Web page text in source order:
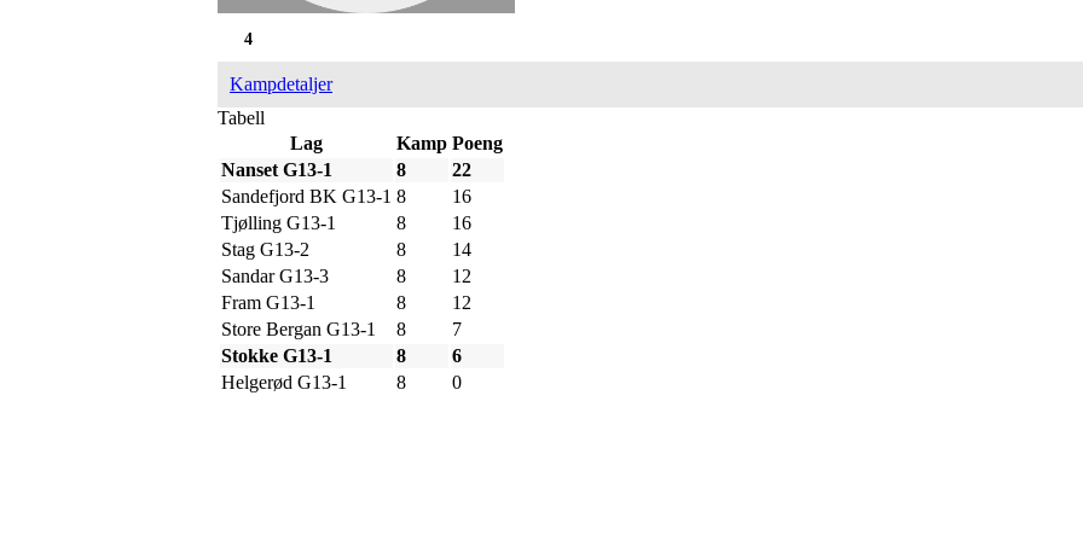
4
Kampdetaljer
Tabell
Lag
Kamp Poeng
Nanset G13-1
8
22
Sandefjord BK G13-1 8
16
Tjølling G13-1
8
16
Stag G13-2
8
14
Sandar G13-3
8
12
Fram G13-1
8
12
Store Bergan G13-1
8
7
Stokke G13-1
8
6
Helgerød G13-1
8 0